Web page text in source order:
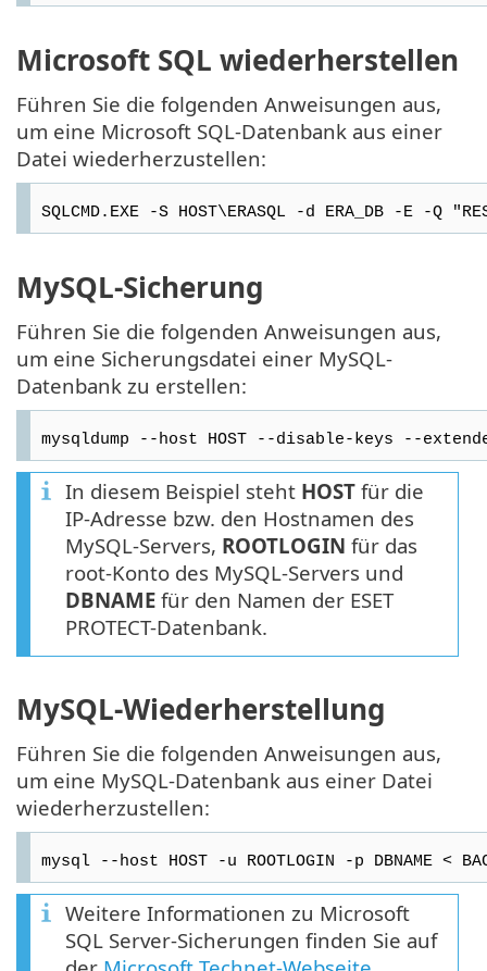
Microsoft SQL wiederherstellen
Führen Sie die folgenden Anweisungen aus,
um eine Microsoft SQL-Datenbank aus einer
Datei wiederherzustellen:
SQLCMD.EXE -S HOST\ERASQL -d ERA_DB -E -Q
MySQL-Sicherung
Führen Sie die folgenden Anweisungen aus,
um eine Sicherungsdatei einer MySQL-
Datenbank zu erstellen:
mysqldump --host HOST --disable-keys --
In diesem Beispiel steht HOST für die
IP-Adresse bzw. den Hostnamen des
MySQL-Servers, ROOTLOGIN für das
root-Konto des MySQL-Servers und
DBNAME für den Namen der ESET
PROTECT-Datenbank.
MySQL-Wiederherstellung
Führen Sie die folgenden Anweisungen aus,
um eine MySQL-Datenbank aus einer Datei
wiederherzustellen:
mysql --host HOST -u ROOTLOGIN -p DBNAME <
Weitere Informationen zu Microsoft
SQL Server-Sicherungen finden Sie auf